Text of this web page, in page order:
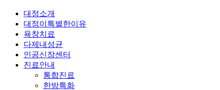
대정소개
대정이특별한이유
욕창치료
다제내성균
인공신장센터
진료안내
통합진료
한방특화